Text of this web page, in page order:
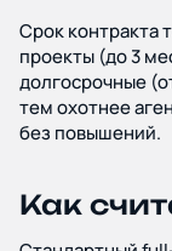
Срок контракта
проекты (до 3
долгосрочные
тем охотнее
без повышений.
Как